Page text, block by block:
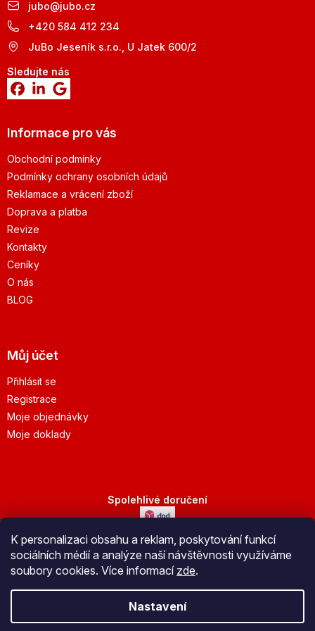
K personalizaci obsahu a reklam, poskytování funkcí
sociálních médií a analýze naší návštěvnosti využíváme
soubory cookies. Více informací zde.
Nastavení
jubo@jubo.cz
+420 584 412 234
JuBo Jeseník s.r.o., U Jatek 600/2
Sledujte nás
Informace pro vás
Obchodní podmínky
Podmínky ochrany osobních údajů
Reklamace a vrácení zboží
Doprava a platba
Revize
Kontakty
Ceníky
O nás
BLOG
Můj účet
Přihlásit se
Registrace
Moje objednávky
Moje doklady
Spolehlivé doručení
Bezpečná platba